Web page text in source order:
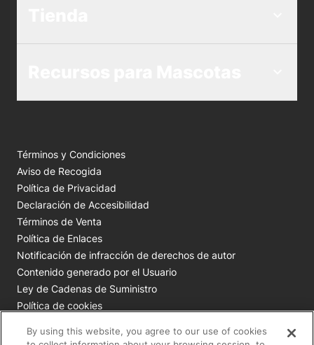
Términos y Condiciones
Aviso de Recogida
Política de Privacidad
Declaración de Accesibilidad
Términos de Venta
Política de Enlaces
Notificación de infracción de derechos de autor
Contenido generado por el Usuario
Ley de Cadenas de Suministro
Política de cookies
By using this website, you agree to our use of cookies